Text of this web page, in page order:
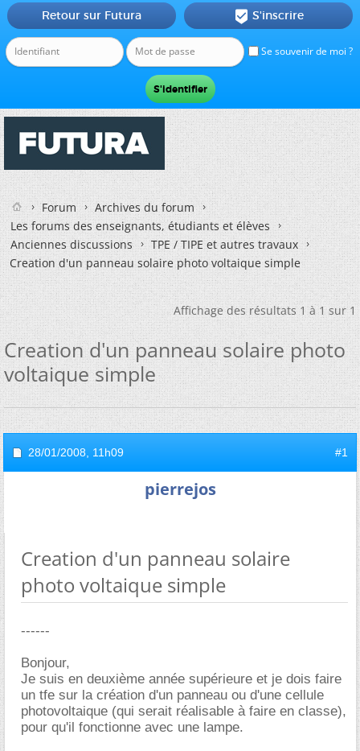
Se souvenir de moi ?
Retour sur Futura  S'inscrire
Forum
Archives du forum
Les forums des enseignants, étudiants et élèves
Anciennes discussions
TPE / TIPE et autres travaux
Creation d'un panneau solaire photo voltaique simple
Affichage des résultats 1 à 1 sur 1
Creation d'un panneau solaire photo
voltaique simple
28/01/2008, 11h09 #1
pierrejos
Creation d'un panneau solaire
photo voltaique simple
------
Bonjour,
Je suis en deuxième année supérieure et je dois faire
un tfe sur la création d'un panneau ou d'une cellule
photovoltaique (qui serait réalisable à faire en classe),
pour qu'il fonctionne avec une lampe.